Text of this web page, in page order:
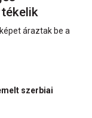
áraztak be a
szerbiai